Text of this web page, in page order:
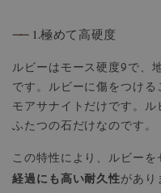
—— 1.極めて高硬度
ルビーはモース硬度9で、
です。ルビーに傷をつける
モアサナイトだけです。
ふたつの石だけなのです。
この特性により、ルビーを
経過にも高い耐久性があり